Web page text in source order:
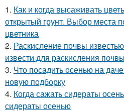
1. Как и когда высаживать
открытый грунт. Выбор места
цветника
2. Раскисление почвы
извести для раскисления почвы
3. Что посадить осенью на
новую подборку
4. Когда сажать сидераты
сидераты осенью